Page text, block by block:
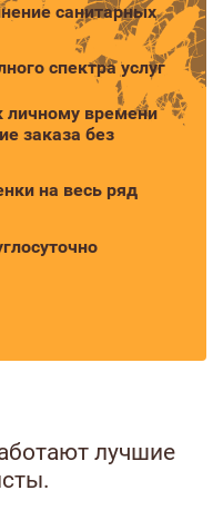
санитарных
спектра услуг
личному времени
заказа без
на весь ряд
лучшие